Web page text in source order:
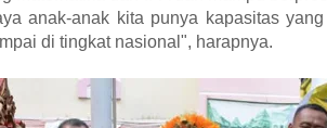
anak-anak kita punya kapasitas
di tingkat nasional", harapnya.